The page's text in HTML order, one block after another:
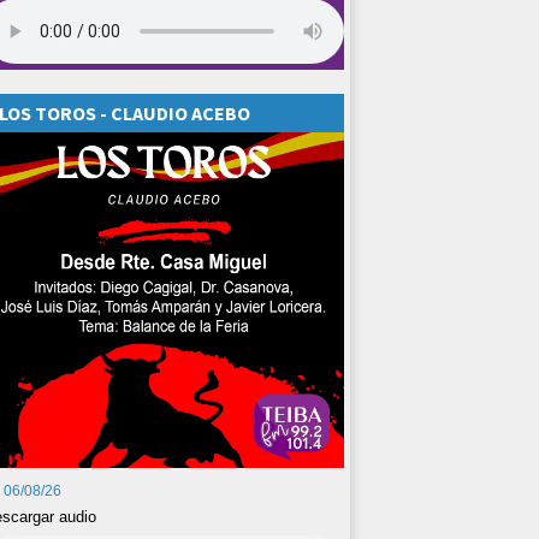
LOS TOROS - CLAUDIO ACEBO
06/08/26
audio